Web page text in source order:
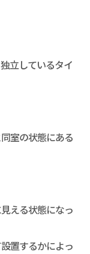
立しているタイ
室の状態にある
える状態になっ
置するかによっ